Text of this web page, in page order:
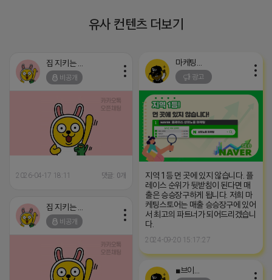
유사 컨텐츠 더보기
비공개
2026-04-17 18:11 댓글: 0개
광고
지역 1등 먼 곳에 있지 않습니다. 플
레이스 순위가 뒷받침이 된다면 매
출은 승승장구하게 됩니다. 저희 마
케팅스토어는 매출 승승장구에 있어
서 최고의 파트너가 되어드리겠습니
다.
2024-09-20 15:17:27
비공개